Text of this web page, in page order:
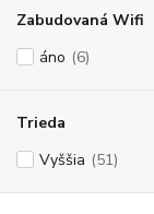
Zabudovaná Wifi
áno (6)
Trieda
Vyššia (51)